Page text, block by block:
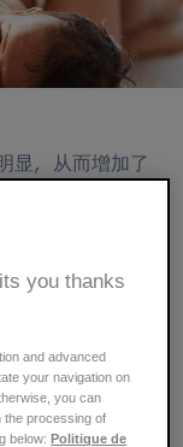
显，从而增加了
留下浅色斑块，
湿疹
病，尤其好发于
疹的机率是相同
you thanks
and advanced
your navigation on
you can
the processing of
below:Politique de